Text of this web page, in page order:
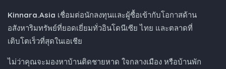
Kinnara.Asia เชื่อมต่อนักลงทุนและผู้ซื้อเข้ากับโอกาสด้าน
อสังหาริมทรัพย์ที่ยอดเยี่ยมทั่วอินโดนีเซีย ไทย และตลาดที่
เติบโตเร็วที่สุดในเอเชีย
ไม่ว่าคุณจะมองหาบ้านติดชายหาด ใจกลางเมือง หรือบ้านพัก